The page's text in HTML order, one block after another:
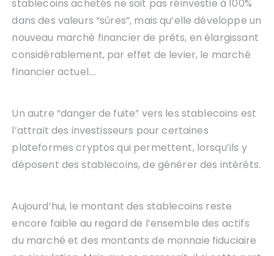
stablecoins achetés ne soit pas réinvestie à 100%
dans des valeurs “sûres”, mais qu’elle développe un
nouveau marché financier de prêts, en élargissant
considérablement, par effet de levier, le marché
financier actuel….
Un autre “danger de fuite” vers les stablecoins est
l’attrait des investisseurs pour certaines
plateformes cryptos qui permettent, lorsqu’ils y
déposent des stablecoins, de générer des intérêts.
Aujourd’hui, le montant des stablecoins reste
encore faible au regard de l’ensemble des actifs
du marché et des montants de monnaie fiduciaire